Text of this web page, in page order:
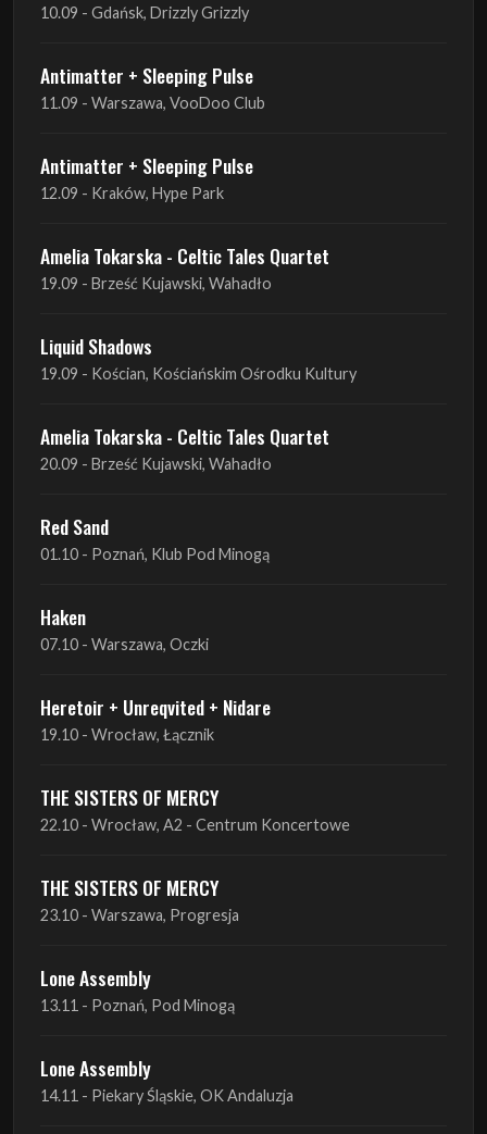
10.09 - Gdańsk, Drizzly Grizzly
Antimatter + Sleeping Pulse
11.09 - Warszawa, VooDoo Club
Antimatter + Sleeping Pulse
12.09 - Kraków, Hype Park
Amelia Tokarska - Celtic Tales Quartet
19.09 - Brześć Kujawski, Wahadło
Liquid Shadows
19.09 - Kościan, Kościańskim Ośrodku Kultury
Amelia Tokarska - Celtic Tales Quartet
20.09 - Brześć Kujawski, Wahadło
Red Sand
01.10 - Poznań, Klub Pod Minogą
Haken
07.10 - Warszawa, Oczki
Heretoir + Unreqvited + Nidare
19.10 - Wrocław, Łącznik
THE SISTERS OF MERCY
22.10 - Wrocław, A2 - Centrum Koncertowe
THE SISTERS OF MERCY
23.10 - Warszawa, Progresja
Lone Assembly
13.11 - Poznań, Pod Minogą
Lone Assembly
14.11 - Piekary Śląskie, OK Andaluzja